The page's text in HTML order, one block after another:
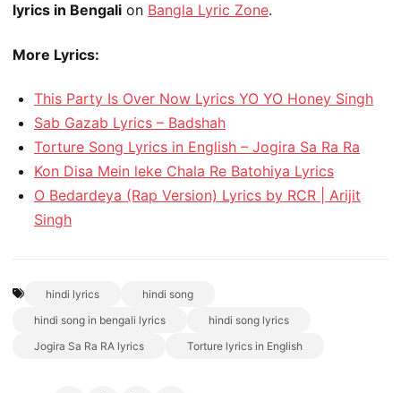
lyrics in Bengali on Bangla Lyric Zone.
More Lyrics:
This Party Is Over Now Lyrics YO YO Honey Singh
Sab Gazab Lyrics – Badshah
Torture Song Lyrics in English – Jogira Sa Ra Ra
Kon Disa Mein leke Chala Re Batohiya Lyrics
O Bedardeya (Rap Version) Lyrics by RCR | Arijit
Singh
hindi lyrics
hindi song
hindi song in bengali lyrics
hindi song lyrics
Jogira Sa Ra RA lyrics
Torture lyrics in English